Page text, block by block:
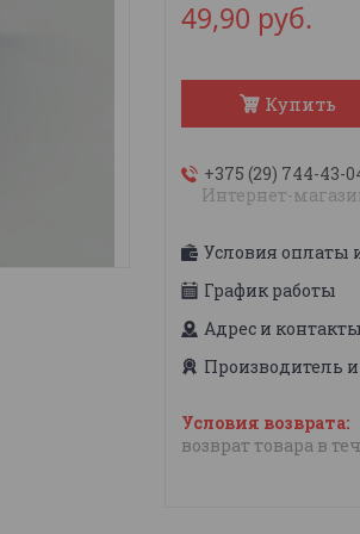
49,90 руб.
Купить
+375 (29) 744-43-
Интернет-
Условия оплаты
График работы
Адрес и
Производитель
возврат товара в